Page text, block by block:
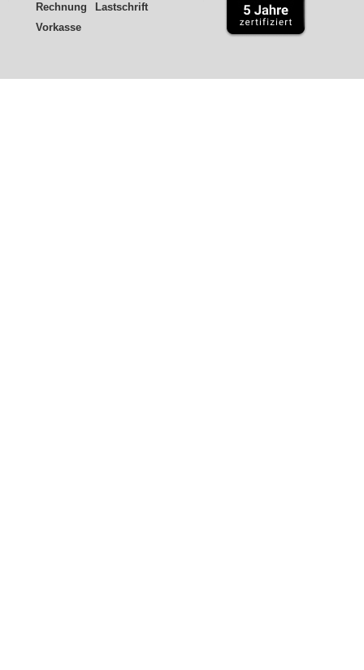
Rechnung
Lastschrift
Vorkasse